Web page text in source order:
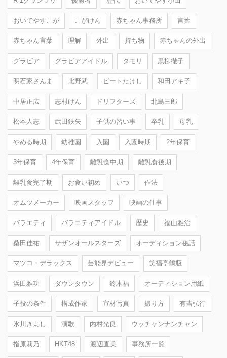
おいでやすこが こがけん 赤ちゃん事務所 言葉
赤ちゃん言葉 理解 外出 持ち物 赤ちゃんの外出
グラビア グラビアアイドル タモリ 黒柳徹子
明石家さんま 北野武 ビートたけし 和田アキ子
中居正広 志村けん ドリフターズ 北島三郎
松本人志 武田鉄矢 子供の習い事 卒乳 母乳
やめる時期 幼稚園 入園 入園時期 2年保育
3年保育 4年保育 離乳食中期 離乳食後期
離乳食完了期 お食い初め いつ 作法
オムツメーカー 映画スタッフ 映画の仕事
バラエティ バラエティアイドル 歴史 福山雅治
桑田佳祐 サザンオールスターズ オーディション秘話
マツコ・デラックス 芸能界デビュー 笑福亭鶴瓶
浜田雅功 ダウンタウン 鈴木福 オーディション用紙
子役の条件 構成作家 宣材写真 撮り方 有吉弘行
氷川きよし 演歌 内村光良 ウッチャンナンチャン
指原莉乃 HKT48 渡辺直美 事務所一覧